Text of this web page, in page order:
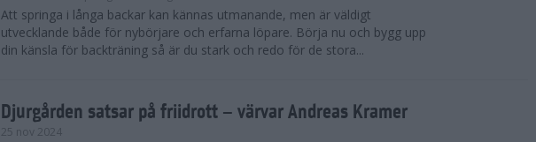
Att springa i långa backar kan kännas utmanande, men är väldigt
utvecklande både för nybörjare och erfarna löpare. Börja nu och bygg upp
din känsla för backträning så är du stark och redo för de stora...
Djurgården satsar på friidrott – värvar Andreas Kramer
25 nov 2024